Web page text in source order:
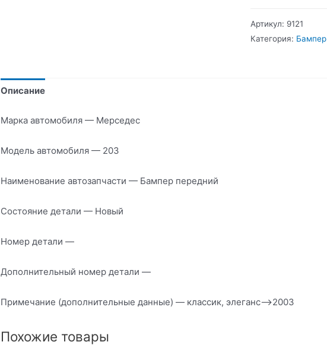
Бампер
Артикул: 9121
Категория:
Описание
Марка автомобиля — Мерседес
Модель автомобиля — 203
Наименование автозапчасти — Бампер передний
Состояние детали — Новый
Номер детали —
Дополнительный номер детали —
Примечание (дополнительные данные) — классик, элеганс—>2003
Похожие товары